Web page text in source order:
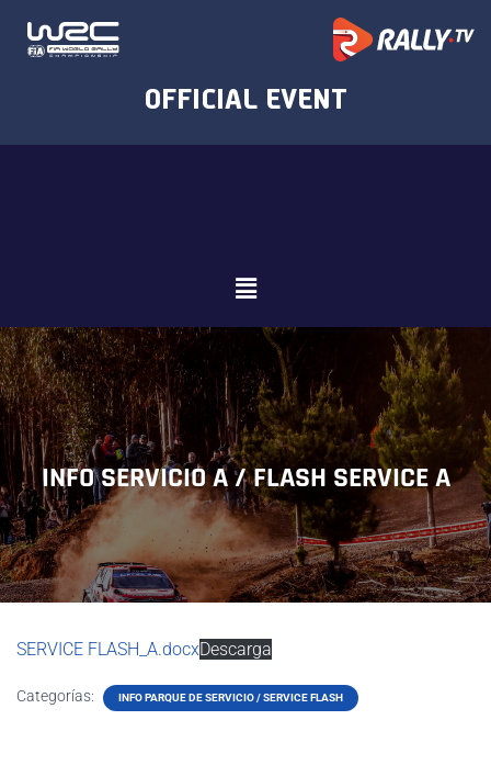
INFO SERVICIO A / FLASH SERVICE A
SERVICE FLASH_A.docxDescarga
Categorías: INFO PARQUE DE SERVICIO / SERVICE FLASH